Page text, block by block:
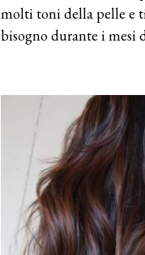
molti toni della pelle e
bisogno durante i mesi